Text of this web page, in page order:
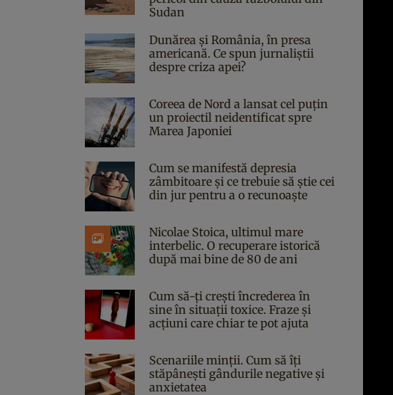
Sudan
Dunărea și România, în presa
americană. Ce spun jurnaliștii
despre criza apei?
Coreea de Nord a lansat cel puțin
un proiectil neidentificat spre
Marea Japoniei
Cum se manifestă depresia
zâmbitoare și ce trebuie să știe cei
din jur pentru a o recunoaște
Nicolae Stoica, ultimul mare
interbelic. O recuperare istorică
după mai bine de 80 de ani
Cum să-ți crești încrederea în
sine în situații toxice. Fraze și
acțiuni care chiar te pot ajuta
Scenariile minții. Cum să îți
stăpânești gândurile negative și
anxietatea